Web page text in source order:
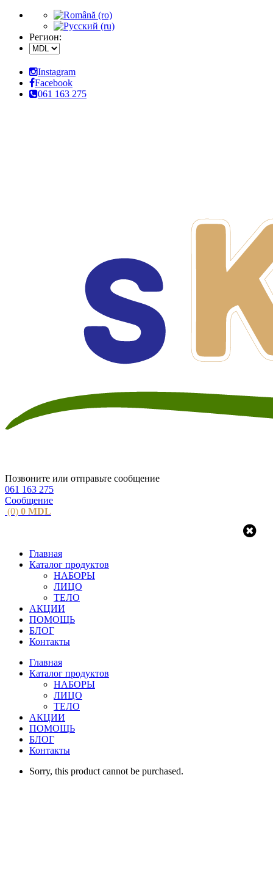
Регион:
Instagram
Facebook
061 163 275
Позвоните или отправьте сообщение
061 163 275
Сообщение
(0) 0 MDL
Главная
Каталог продуктов
НАБОРЫ
ЛИЦО
ТЕЛО
АКЦИИ
ПОМОЩЬ
БЛОГ
Контакты
Главная
Каталог продуктов
НАБОРЫ
ЛИЦО
ТЕЛО
АКЦИИ
ПОМОЩЬ
БЛОГ
Контакты
Sorry, this product cannot be purchased.